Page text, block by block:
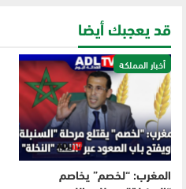
قد يعجبك أيضا
أخبار المملكة
المغرب: “لخصم” يخاصم